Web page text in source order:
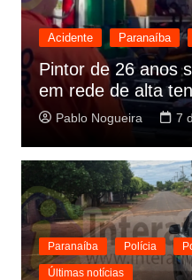
Acidente Paranaíba
Pintor de 26 anos
em rede de alta
Pablo Nogueira 7
Paranaíba Polícia
Últimas notícias